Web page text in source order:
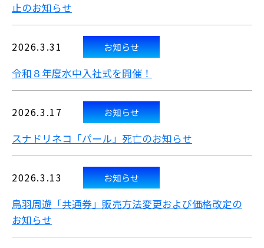
止のお知らせ
2026.3.31 お知らせ
令和８年度水中入社式を開催！
2026.3.17 お知らせ
スナドリネコ「パール」死亡のお知らせ
2026.3.13 お知らせ
鳥羽周遊「共通券」販売方法変更および価格改定の
お知らせ